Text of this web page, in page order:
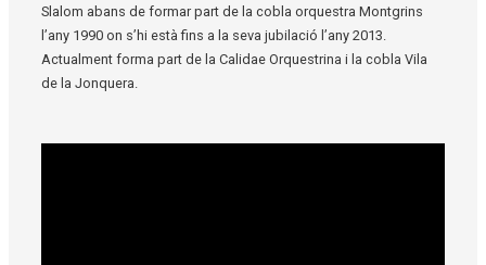
Slalom abans de formar part de la cobla orquestra Montgrins
l’any 1990 on s’hi està fins a la seva jubilació l’any 2013.
Actualment forma part de la Calidae Orquestrina i la cobla Vila
de la Jonquera.